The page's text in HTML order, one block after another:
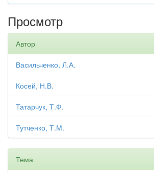
Просмотр
Автор
Васильченко, Л.А.
Косей, Н.В.
Татарчук, Т.Ф.
Тутченко, Т.М.
Тема